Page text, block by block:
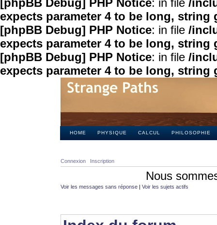
[phpBB Debug] PHP Notice: in file /
expects parameter 4 to be long, string
[phpBB Debug] PHP Notice: in file /
expects parameter 4 to be long, string
[phpBB Debug] PHP Notice: in file /
expects parameter 4 to be long, string
HOME PHYSIQUE CALCUL PHILOSOPHIE
Connexion Inscription
Nous
Voir les messages sans réponse | Voir les sujets actifs